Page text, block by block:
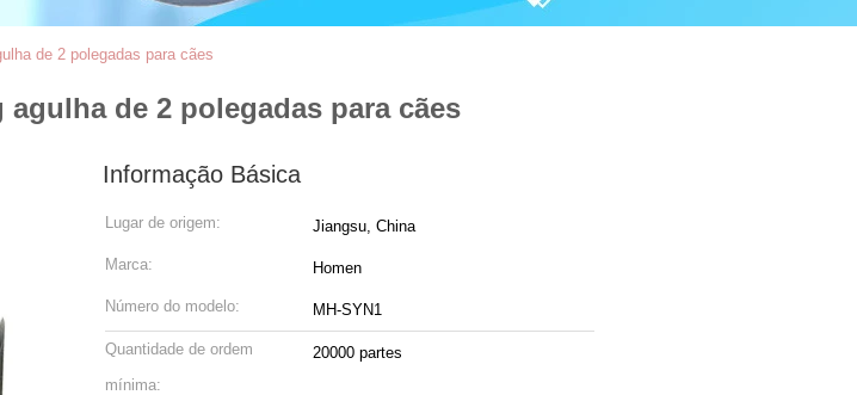
de 2 polegadas para cães
de 2 polegadas para cães
Informação Básica
Lugar de origem: Jiangsu, China
Marca: Homen
Número do modelo: MH-SYN1
Quantidade de ordem
mínima:
20000 partes